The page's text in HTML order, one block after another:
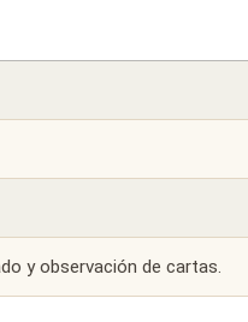
y observación de cartas.